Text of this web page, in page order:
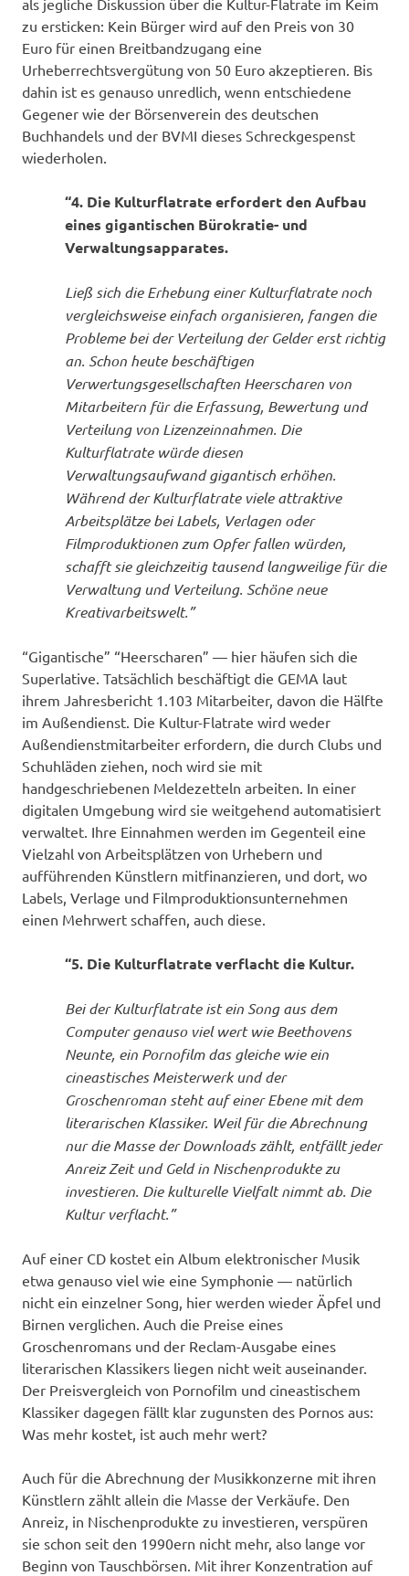
zu ersticken: Kein Bürger wird auf den Preis von 30
Euro für einen Breitbandzugang eine
Urheberrechtsvergütung von 50 Euro akzeptieren. Bis
dahin ist es genauso unredlich, wenn entschiedene
Gegener wie der Börsenverein des deutschen
Buchhandels und der BVMI dieses Schreckgespenst
wiederholen.
“4. Die Kulturflatrate erfordert den Aufbau
eines gigantischen Bürokratie- und
Verwaltungsapparates.
Ließ sich die Erhebung einer Kulturflatrate noch
vergleichsweise einfach organisieren, fangen die
Probleme bei der Verteilung der Gelder erst richtig
an. Schon heute beschäftigen
Verwertungsgesellschaften Heerscharen von
Mitarbeitern für die Erfassung, Bewertung und
Verteilung von Lizenzeinnahmen. Die
Kulturflatrate würde diesen
Verwaltungsaufwand gigantisch erhöhen.
Während der Kulturflatrate viele attraktive
Arbeitsplätze bei Labels, Verlagen oder
Filmproduktionen zum Opfer fallen würden,
schafft sie gleichzeitig tausend langweilige für die
Verwaltung und Verteilung. Schöne neue
Kreativarbeitswelt.”
“Gigantische” “Heerscharen” — hier häufen sich die
Superlative. Tatsächlich beschäftigt die GEMA laut
ihrem Jahresbericht 1.103 Mitarbeiter, davon die Hälfte
im Außendienst. Die Kultur-Flatrate wird weder
Außendienstmitarbeiter erfordern, die durch Clubs und
Schuhläden ziehen, noch wird sie mit
handgeschriebenen Meldezetteln arbeiten. In einer
digitalen Umgebung wird sie weitgehend automatisiert
verwaltet. Ihre Einnahmen werden im Gegenteil eine
Vielzahl von Arbeitsplätzen von Urhebern und
aufführenden Künstlern mitfinanzieren, und dort, wo
Labels, Verlage und Filmproduktionsunternehmen
einen Mehrwert schaffen, auch diese.
“5. Die Kulturflatrate verflacht die Kultur.
Bei der Kulturflatrate ist ein Song aus dem
Computer genauso viel wert wie Beethovens
Neunte, ein Pornofilm das gleiche wie ein
cineastisches Meisterwerk und der
Groschenroman steht auf einer Ebene mit dem
literarischen Klassiker. Weil für die Abrechnung
nur die Masse der Downloads zählt, entfällt jeder
Anreiz Zeit und Geld in Nischenprodukte zu
investieren. Die kulturelle Vielfalt nimmt ab. Die
Kultur verflacht.”
Auf einer CD kostet ein Album elektronischer Musik
etwa genauso viel wie eine Symphonie — natürlich
nicht ein einzelner Song, hier werden wieder Äpfel und
Birnen verglichen. Auch die Preise eines
Groschenromans und der Reclam-Ausgabe eines
literarischen Klassikers liegen nicht weit auseinander.
Der Preisvergleich von Pornofilm und cineastischem
Klassiker dagegen fällt klar zugunsten des Pornos aus:
Was mehr kostet, ist auch mehr wert?
Auch für die Abrechnung der Musikkonzerne mit ihren
Künstlern zählt allein die Masse der Verkäufe. Den
Anreiz, in Nischenprodukte zu investieren, verspüren
sie schon seit den 1990ern nicht mehr, also lange vor
Beginn von Tauschbörsen. Mit ihrer Konzentration auf